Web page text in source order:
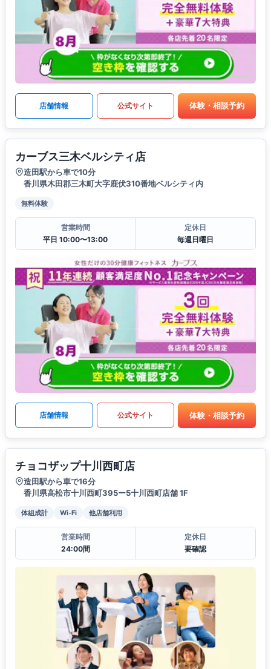
店舗情報 公式サイト 体験・相談予約
カーブス三木ベルシティ店
造田駅から車で10分
香川県木田郡三木町大字鹿伏310番地ベルシティ内
無料体験
営業時間
平日 10:00〜13:00
定休日
毎週日曜日
店舗情報 公式サイト 体験・相談予約
チョコザップ十川西町店
造田駅から車で16分
香川県高松市十川西町395ー5十川西町店舗 1F
体組成計 Wi-Fi 他店舗利用
営業時間
24:00間
定休日
要確認